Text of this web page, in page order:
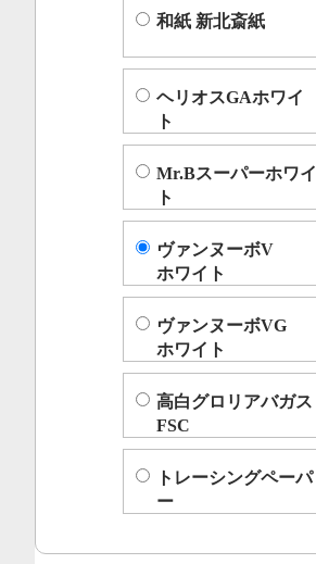
和紙 新北斎紙
ヘリオスGAホワイ
ト
Mr.Bスーパーホワイ
ト
ヴァンヌーボV
ホワイト
ヴァンヌーボVG
ホワイト
高白グロリアバガス
FSC
トレーシングペーパ
ー